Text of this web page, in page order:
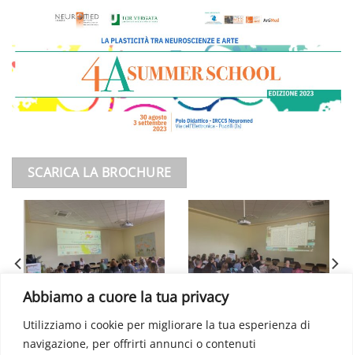
Abbiamo a cuore la tua privacy
Utilizziamo i cookie per migliorare la tua esperienza di
navigazione, per offrirti annunci o contenuti
SCARICA LA BROCHURE